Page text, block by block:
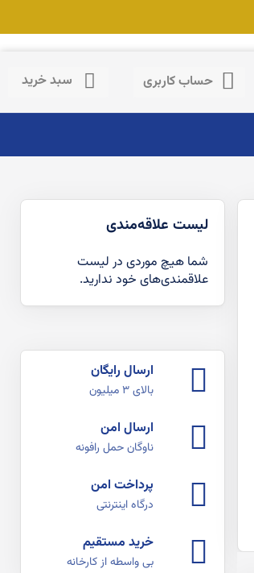
حساب کاربری
حساب کاربری سبد خرید
لیست علاقه‌مندی
شما هیچ موردی در لیست
علاقمندی‌های خود ندارید.
ارسال رایگان
بالای ۳ میلیون
ارسال امن
ناوگان حمل رافونه
پرداخت امن
درگاه اینترنتی
خرید مستقیم
بی واسطه از کارخانه